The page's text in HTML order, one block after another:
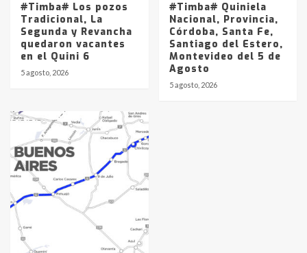
#Timba# Los pozos
Tradicional, La
Segunda y Revancha
quedaron vacantes
en el Quini 6
5 agosto, 2026
#Timba# Quiniela
Nacional, Provincia,
Córdoba, Santa Fe,
Santiago del Estero,
Montevideo del 5 de
Agosto
5 agosto, 2026